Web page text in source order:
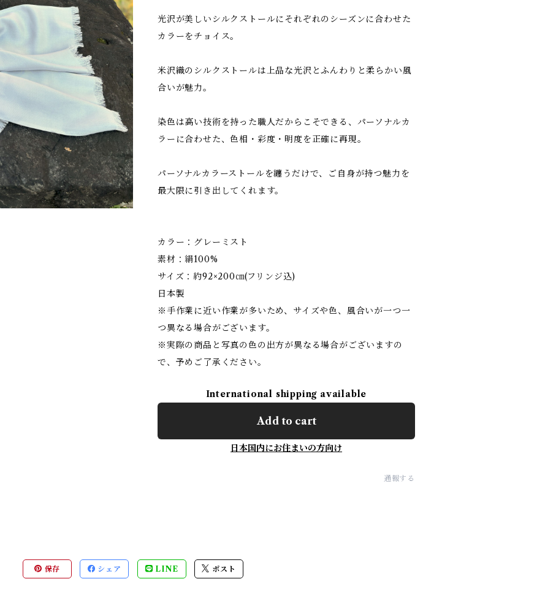
光沢が美しいシルクストールにそれぞれのシーズンに合わせた
カラーをチョイス。
米沢織のシルクストールは上品な光沢とふんわりと柔らかい風
合いが魅力。
染色は高い技術を持った職人だからこそできる、パーソナルカ
ラーに合わせた、色相・彩度・明度を正確に再現。
パーソナルカラーストールを纏うだけで、ご自身が持つ魅力を
最大限に引き出してくれます。
カラー：グレーミスト
素材：絹100%
サイズ：約92×200㎝(フリンジ込)
日本製
※手作業に近い作業が多いため、サイズや色、風合いが一つ一
つ異なる場合がございます。
※実際の商品と写真の色の出方が異なる場合がございますの
で、予めご了承ください。
International shipping available
Add to cart
日本国内にお住まいの方向け
通報する
保存 シェア LINE ポスト